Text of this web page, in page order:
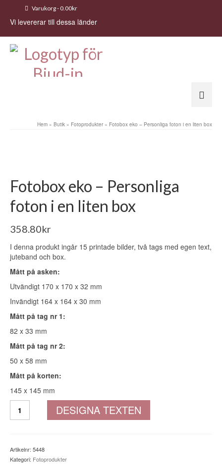
Varukorg- 0.00kr
Vi levererar till dessa länder
Hem » Butik » Fotoprodukter » Fotobox eko – Personliga foton i en liten box
Fotobox eko – Personliga
foton i en liten box
358.80kr
I denna produkt ingår 15 printade bilder, två tags med egen text,
juteband och box.
Mått på asken:
Utvändigt 170 x 170 x 32 mm
Invändigt 164 x 164 x 30 mm
Mått på tag nr 1:
82 x 33 mm
Mått på tag nr 2:
50 x 58 mm
Mått på korten:
145 x 145 mm
eko
i
en
DESIGNA TEXTEN
Artikelnr: 5448
Kategori: Fotoprodukter